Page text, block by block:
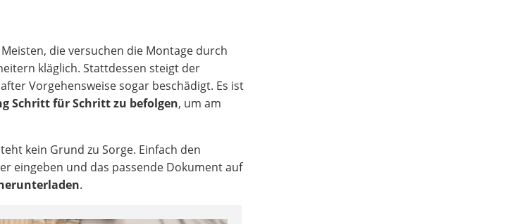
die versuchen die Montage durch
kläglich. Stattdessen steigt der
Vorgehensweise sogar beschädigt. Es ist
Schritt für Schritt zu befolgen, um am
kein Grund zu Sorge. Einfach den
eingeben und das passende Dokument auf
.